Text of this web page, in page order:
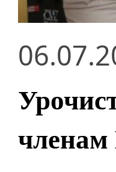
членам